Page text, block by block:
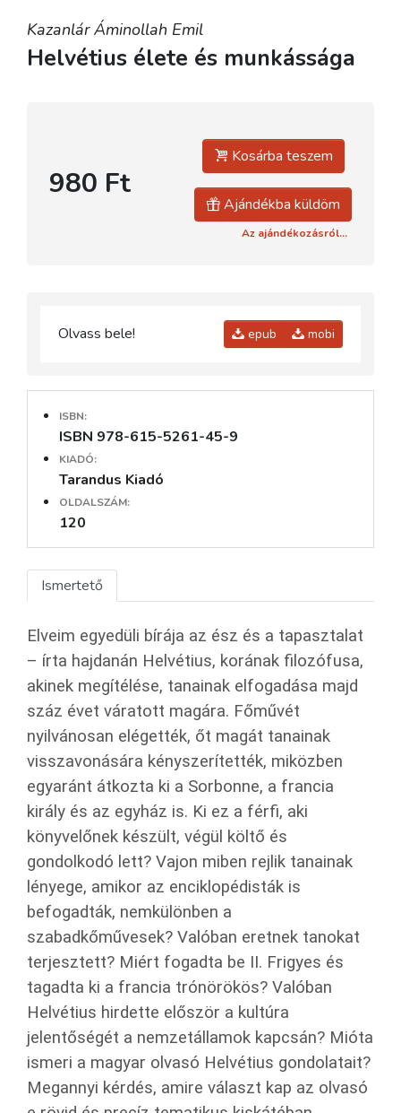
Kazanlár Áminollah Emil
Helvétius élete és munkássága
980 Ft
Kosárba teszem
Ajándékba küldöm
Az ajándékozásról...
Olvass bele! epub mobi
ISBN:
ISBN 978-615-5261-45-9
KIADÓ:
Tarandus Kiadó
OLDALSZÁM:
120
Ismertető
Elveim egyedüli bírája az ész és a tapasztalat
– írta hajdanán Helvétius, korának filozófusa,
akinek megítélése, tanainak elfogadása majd
száz évet váratott magára. Főművét
nyilvánosan elégették, őt magát tanainak
visszavonására kényszerítették, miközben
egyaránt átkozta ki a Sorbonne, a francia
király és az egyház is. Ki ez a férfi, aki
könyvelőnek készült, végül költő és
gondolkodó lett? Vajon miben rejlik tanainak
lényege, amikor az enciklopédisták is
befogadták, nemkülönben a
szabadkőművesek? Valóban eretnek tanokat
terjesztett? Miért fogadta be II. Frigyes és
tagadta ki a francia trónörökös? Valóban
Helvétius hirdette először a kultúra
jelentőségét a nemzetállamok kapcsán? Mióta
ismeri a magyar olvasó Helvétius gondolatait?
Megannyi kérdés, amire választ kap az olvasó